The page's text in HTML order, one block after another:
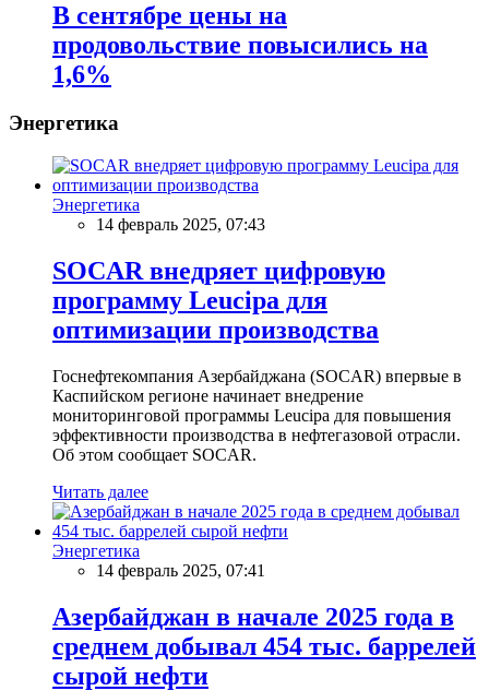
В сентябре цены на
продовольствие повысились на
1,6%
Энергетика
Энергетика
14 февраль 2025, 07:43
SOCAR внедряет цифровую
программу Leucipa для
оптимизации производства
Госнефтекомпания Азербайджана (SOCAR) впервые в
Каспийском регионе начинает внедрение
мониторинговой программы Leucipa для повышения
эффективности производства в нефтегазовой отрасли.
Об этом сообщает SOCAR.
Читать далее
Энергетика
14 февраль 2025, 07:41
Азербайджан в начале 2025 года в
среднем добывал 454 тыс. баррелей
сырой нефти